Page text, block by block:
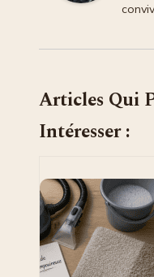
Articles Qui
Intéresser :